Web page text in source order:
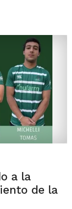
a la
de la